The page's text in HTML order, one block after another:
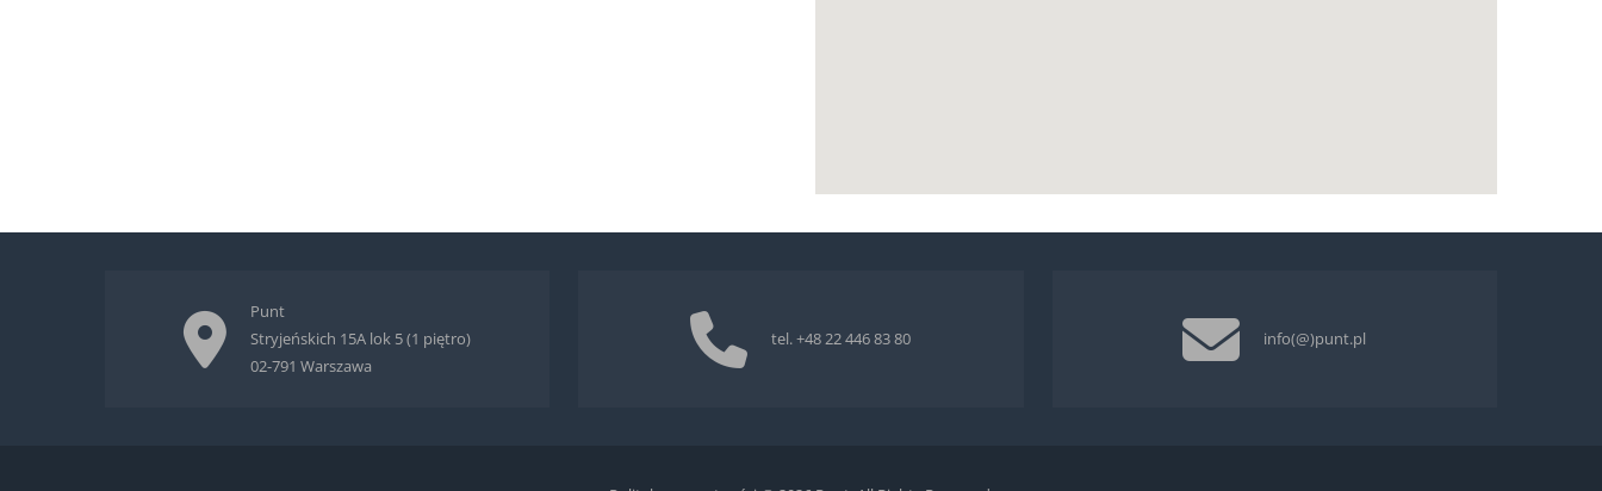
Punt
Stryjeńskich 15A lok 5 (1 piętro)
02-791 Warszawa
tel.+48 22 446 83 80 info(@)punt.pl